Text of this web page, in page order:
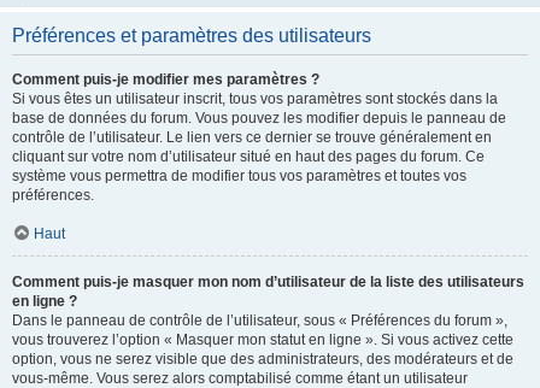
Préférences et paramètres des utilisateurs
Comment puis-je modifier mes paramètres ?
Si vous êtes un utilisateur inscrit, tous vos paramètres sont stockés dans la
base de données du forum. Vous pouvez les modifier depuis le panneau de
contrôle de l’utilisateur. Le lien vers ce dernier se trouve généralement en
cliquant sur votre nom d’utilisateur situé en haut des pages du forum. Ce
système vous permettra de modifier tous vos paramètres et toutes vos
préférences.
Haut
Comment puis-je masquer mon nom d’utilisateur de la liste des utilisateurs
en ligne ?
Dans le panneau de contrôle de l’utilisateur, sous « Préférences du forum »,
vous trouverez l’option « Masquer mon statut en ligne ». Si vous activez cette
option, vous ne serez visible que des administrateurs, des modérateurs et de
vous-même. Vous serez alors comptabilisé comme étant un utilisateur